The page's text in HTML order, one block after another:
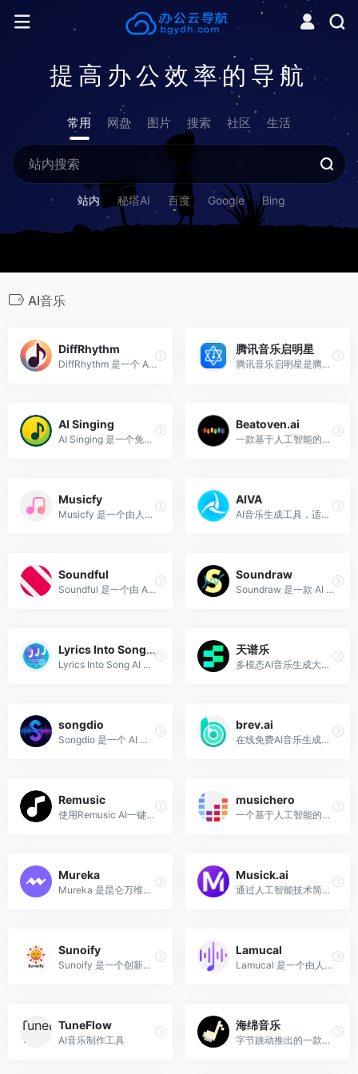
提高办公效率的导航
常用 网盘 图片 搜索 社区 生活
站内 秘塔AI 百度 Google Bing
AI音乐
DiffRhythm
DiffRhythm 是一个 AI 驱动的音乐生成平台，让您能够使用最先进的扩散模型技术创作专业级的音乐作品。
腾讯音乐启明星
腾讯音乐启明星是腾讯音乐娱乐集团推出的一站式音乐制作与宣推服务平台，旨在通过人工智能技术（AIGC）提升音乐创作效率和质量，为音乐人提供全方位的支持。
AI Singing
AI Singing 是一个免费的 AI 歌声生成器，用户可以通过输入歌词并点击“生成”来制作人工智能歌声。该工具将用户的歌词转换为音乐，支持多种音乐风格和节奏。
Beatoven.ai
一款基于人工智能的音乐生成平台，旨在为内容创作者提供便捷、高质量且免版税的音乐创作服务
Musicfy
Musicfy 是一个由人工智能驱动的音乐创作平台，旨在通过先进的语音转换和文本到音乐技术，为用户提供全新的音乐创作体验。
AIVA
AI音乐生成工具，适用于多种场景和用户需求,AIVA不仅能够生成高质量的原创音乐，还能提供个性化的音乐体验，为音乐创作和消费带来了新的可能性。
Soundful
Soundful 是一个由 AI 驱动的音乐生成平台，旨在为创作者、制作人和品牌提供高质量、免版税的音乐作品。
Soundraw
Soundraw 是一款 AI 音乐生成器，旨在为用户提供便捷、高效且个性化的音乐创作体验。
Lyrics Into Song AI
Lyrics Into Song AI 使用先进的 AI 将书面歌词转化为美丽的原创歌曲，完美适合词曲作者和音乐家
天谱乐
多模态AI音乐生成大模型，支持文本、图片和视频三种输入方式，能够快速生成高质量的音乐作品
songdio
Songdio 是一个 AI 音乐创作平台，旨在为用户提供一站式的音乐创作体验。用户可以通过 Songdio 发现流行的、最新的和随机的 AI 生成的歌曲。
brev.ai
在线免费AI音乐生成器,使用Brev.ai，几秒钟内为视频和社交媒体快速创作高质量音乐。
Remusic
使用Remusic AI一键生成自己独有的歌曲和音乐，可以定义歌词和风格，如国风、Rap和摇滚等，人人都是音乐歌曲创作者。
musichero
一个基于人工智能的音乐生成平台，允许用户通过简单的文本提示生成高质量的音乐作品。该平台支持多种音乐风格，包括流行、古典、摇滚等，并提供免费在线服务。
Mureka
Mureka 是昆仑万维推出的一款革命性的 AI 音乐创作平台，旨在为音乐爱好者和专业艺术家提供一个高效、便捷的音乐创作和发布平台。
Musick.ai
通过人工智能技术简化音乐创作过程
Sunoify
Sunoify 是一个创新的 AI 音乐创作平台，利用先进的人工智能技术，将用户上传的图片、文字、情感等转化为个性化的音乐作品。
Lamucal
Lamucal 是一个由人工智能技术驱动的音乐创作与学习平台，旨在为音乐爱好者和专业音乐人提供全面的音乐创作和学习工具。
TuneFlow
AI音乐制作工具
海绵音乐
字节跳动推出的一款AI音乐创作平台